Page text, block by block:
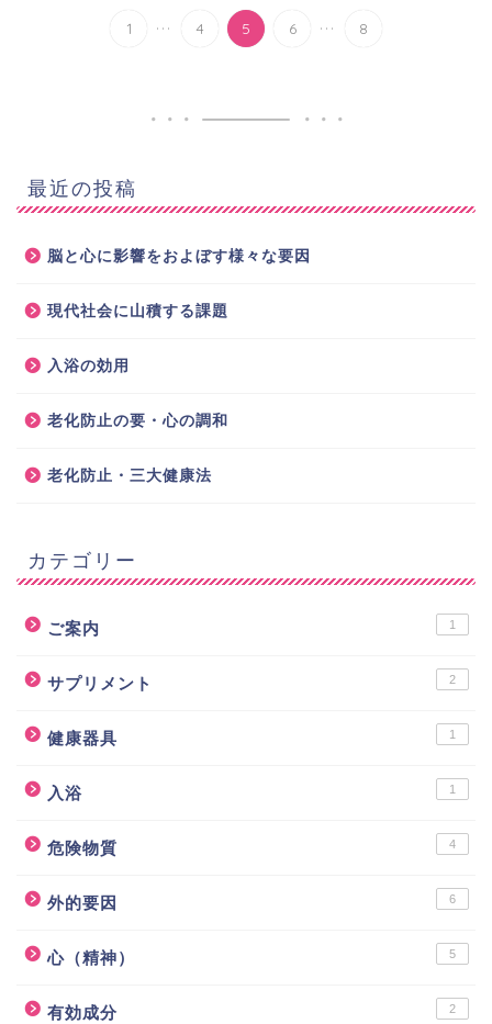
1 ... 4 5 6 ... 8
最近の投稿
脳と心に影響をおよぼす様々な要因
現代社会に山積する課題
入浴の効用
老化防止の要・心の調和
老化防止・三大健康法
カテゴリー
ご案内 1
サプリメント 2
健康器具 1
入浴 1
危険物質 4
外的要因 6
心（精神） 5
有効成分 2